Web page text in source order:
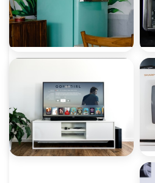
صيانة غسالات
صيانة ديب فريزر